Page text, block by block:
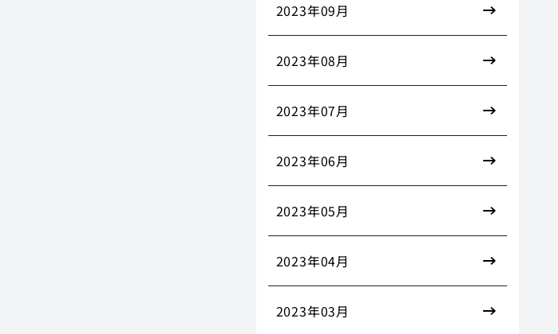
2023年09月
2023年08月
2023年07月
2023年06月
2023年05月
2023年04月
2023年03月